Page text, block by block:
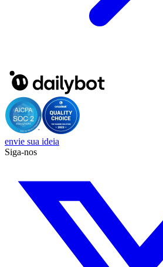
envie sua ideia
Siga-nos